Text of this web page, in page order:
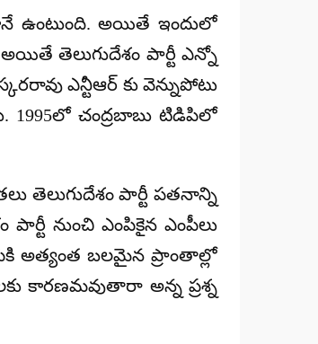
ఉంటుంది. అయితే ఇందులో
తెలుగుదేశం పార్టీ ఎన్నో
ఎన్టీఆర్ కు వెన్నుపోటు
1995లో చంద్రబాబు టిడిపిలో
తెలుగుదేశం పార్టీ పతనాన్ని
నుంచి ఎంపికైన ఎంపీలు
అత్యంత బలమైన ప్రాంతాల్లో
కారణమవుతారా అన్న ప్రశ్న